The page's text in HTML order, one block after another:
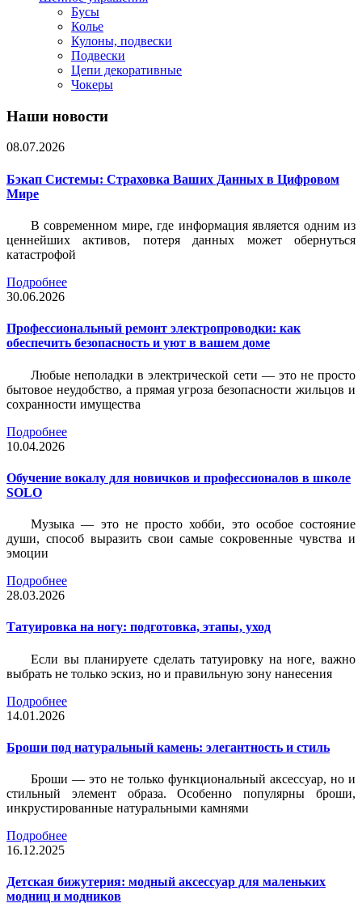
Бусы
Колье
Кулоны, подвески
Подвески
Цепи декоративные
Чокеры
Наши новости
08.07.2026
Бэкап Системы: Страховка Ваших Данных в Цифровом
Мире
В современном мире, где информация является одним из
ценнейших активов, потеря данных может обернуться
катастрофой
Подробнее
30.06.2026
Профессиональный ремонт электропроводки: как
обеспечить безопасность и уют в вашем доме
Любые неполадки в электрической сети — это не просто
бытовое неудобство, а прямая угроза безопасности жильцов и
сохранности имущества
Подробнее
10.04.2026
Обучение вокалу для новичков и профессионалов в школе
SOLO
Музыка — это не просто хобби, это особое состояние
души, способ выразить свои самые сокровенные чувства и
эмоции
Подробнее
28.03.2026
Татуировка на ногу: подготовка, этапы, уход
Если вы планируете сделать татуировку на ноге, важно
выбрать не только эскиз, но и правильную зону нанесения
Подробнее
14.01.2026
Броши под натуральный камень: элегантность и стиль
Броши — это не только функциональный аксессуар, но и
стильный элемент образа. Особенно популярны броши,
инкрустированные натуральными камнями
Подробнее
16.12.2025
Детская бижутерия: модный аксессуар для маленьких
модниц и модников